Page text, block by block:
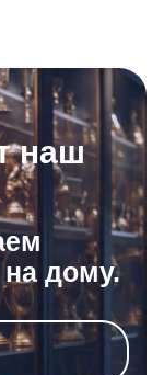
наш
на дому.